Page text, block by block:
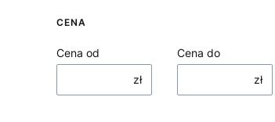
CENA
Cena od
zł
Cena do
zł